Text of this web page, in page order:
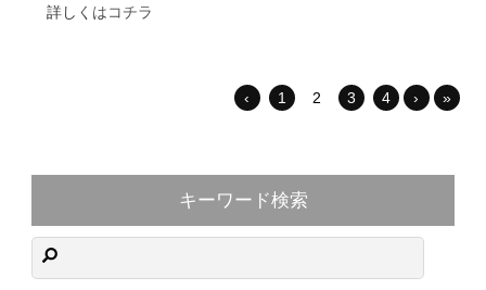
詳しくはコチラ
‹ 1 2 3 4 › »
キーワード検索